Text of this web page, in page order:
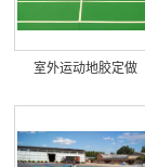
室外运动地胶定做